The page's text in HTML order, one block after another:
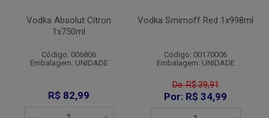
Vodka Absolut Citron
1x750ml
Código: 006806
Embalagem: UNIDADE
R$ 82,99
Vodka Smirnoff Red 1x998ml
Código: 00170006
Embalagem: UNIDADE
De: R$ 39,91
Por: R$ 34,99